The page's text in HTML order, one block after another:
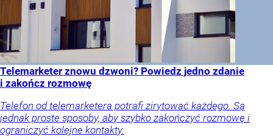
Telemarketer znowu dzwoni? Powiedz jedno zdanie
i zakończ rozmowę
Telefon od telemarketera potrafi zirytować każdego. Są
jednak proste sposoby, aby szybko zakończyć rozmowę i
ograniczyć kolejne kontakty.